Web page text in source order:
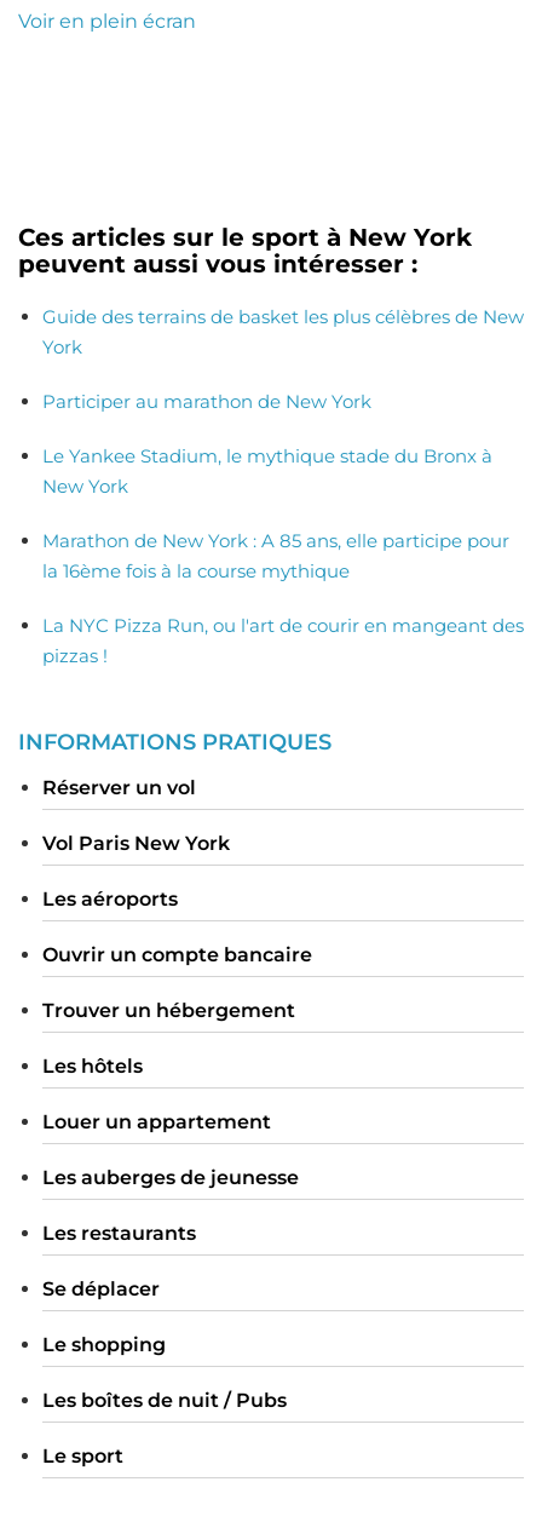
Voir en plein écran
Ces articles sur le sport à New York
peuvent aussi vous intéresser :
Guide des terrains de basket les plus célèbres de New
York
Participer au marathon de New York
Le Yankee Stadium, le mythique stade du Bronx à
New York
Marathon de New York : A 85 ans, elle participe pour
la 16ème fois à la course mythique
La NYC Pizza Run, ou l'art de courir en mangeant des
pizzas !
INFORMATIONS PRATIQUES
Réserver un vol
Vol Paris New York
Les aéroports
Ouvrir un compte bancaire
Trouver un hébergement
Les hôtels
Louer un appartement
Les auberges de jeunesse
Les restaurants
Se déplacer
Le shopping
Les boîtes de nuit / Pubs
Le sport